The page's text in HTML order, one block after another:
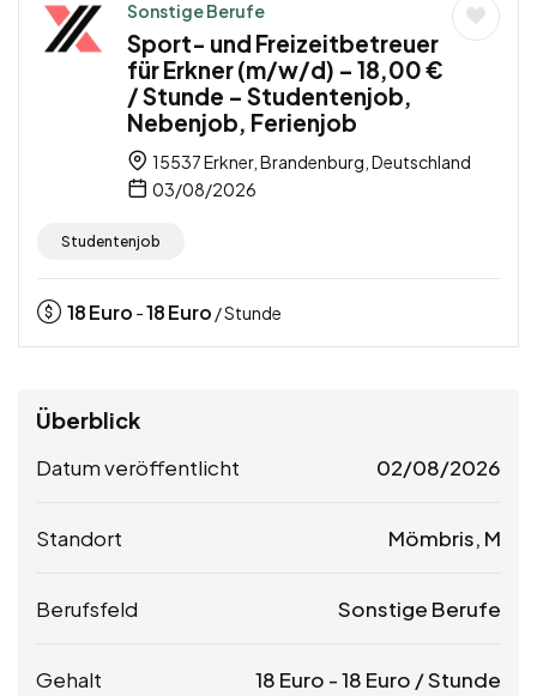
Sonstige Berufe
Sport- und Freizeitbetreuer
für Erkner (m/w/d) – 18,00 €
/ Stunde – Studentenjob,
Nebenjob, Ferienjob
15537 Erkner, Brandenburg, Deutschland
03/08/2026
Studentenjob
18Euro -18Euro / Stunde
Überblick
Datum veröffentlicht 02/08/2026
Standort Mömbris, M
Berufsfeld Sonstige Berufe
Gehalt 18 Euro -18 Euro / Stunde